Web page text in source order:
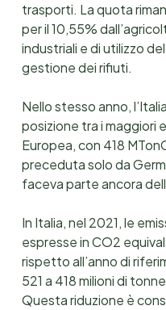
trasporti. La quota
per il 10,55%
industriali e di utilizzo
gestione dei rifiuti.
Nello stesso anno,
posizione tra i maggiori
Europea, con 418
preceduta solo da
faceva parte ancora
In Italia, nel 2021, le
espresse in CO2
rispetto all’anno di
521 a 418 milioni di
Questa riduzione è